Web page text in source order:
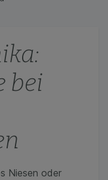
bei
Niesen oder